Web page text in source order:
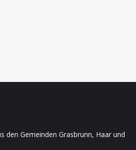
den Gemeinden Grasbrunn, Haar und